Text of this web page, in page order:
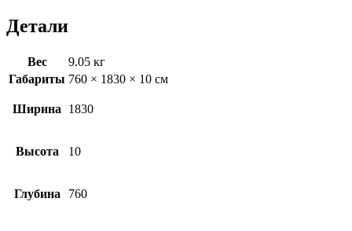
Детали
Вес
9.05 кг
Габариты 760 × 1830 × 10 см
Ширина 1830
Высота 10
Глубина 760